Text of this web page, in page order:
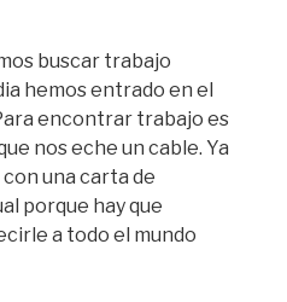
buscar trabajo
hemos entrado en el
encontrar trabajo es
nos eche un cable. Ya
una carta de
porque hay que
a todo el mundo